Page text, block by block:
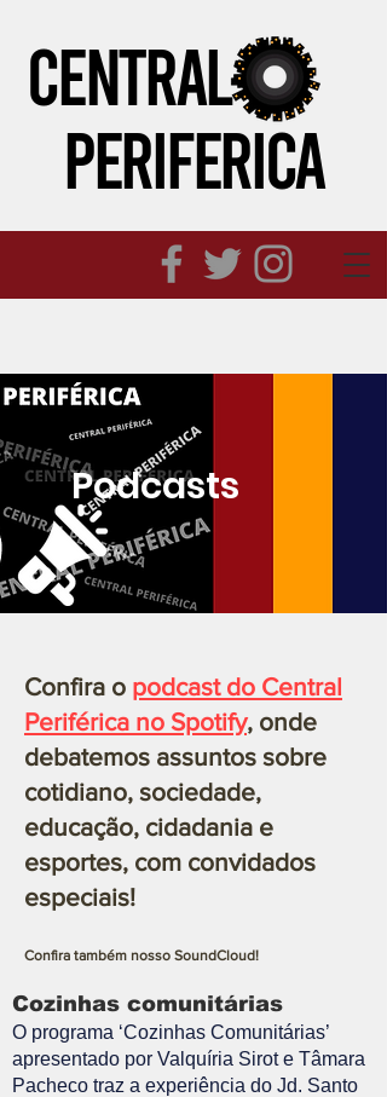
CENTRAL
PERIFeRICA
Podcasts
Confira o podcast do Central
Periférica no Spotify, onde
debatemos assuntos sobre
cotidiano, sociedade,
educação, cidadania e
esportes, com convidados
especiais!
Confira também nosso SoundCloud!
Cozinhas comunitárias
O programa ‘Cozinhas Comunitárias’
apresentado por Valquíria Sirot e Tâmara
Pacheco traz a experiência do Jd. Santo